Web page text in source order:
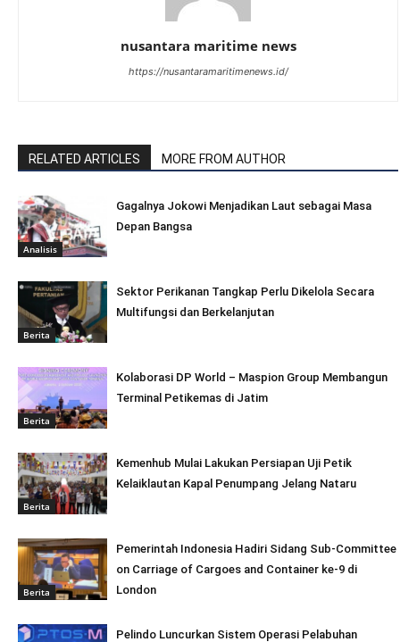
nusantara maritime news
https://nusantaramaritimenews.id/
RELATED ARTICLES MORE FROM AUTHOR
Analisis
Gagalnya Jokowi Menjadikan Laut sebagai Masa
Depan Bangsa
Berita
Sektor Perikanan Tangkap Perlu Dikelola Secara
Multifungsi dan Berkelanjutan
Berita
Kolaborasi DP World – Maspion Group Membangun
Terminal Petikemas di Jatim
Berita
Kemenhub Mulai Lakukan Persiapan Uji Petik
Kelaiklautan Kapal Penumpang Jelang Nataru
Berita
Pemerintah Indonesia Hadiri Sidang Sub-Committee
on Carriage of Cargoes and Container ke-9 di
London
Pelindo Luncurkan Sistem Operasi Pelabuhan